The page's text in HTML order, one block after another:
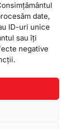
date,
ID-uri unice
sau îți
negative